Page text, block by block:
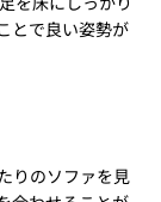
とで良い姿勢が
りのソファを見